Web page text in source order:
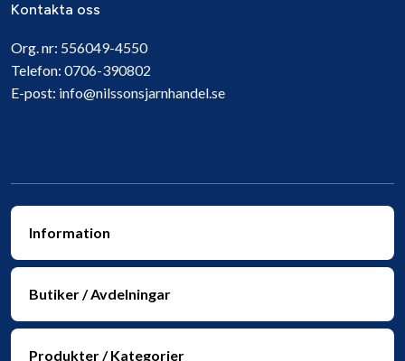
Kontakta oss
Org. nr: 556049-4550
Telefon: 0706-390802
E-post: info@nilssonsjarnhandel.se
Information
Butiker / Avdelningar
Produkter / Kategorier